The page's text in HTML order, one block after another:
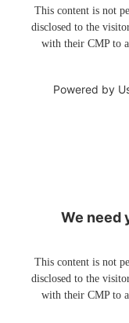
This content is not
disclosed to the
with their CMP to
Powered by
We need
This content is not
disclosed to the
with their CMP to